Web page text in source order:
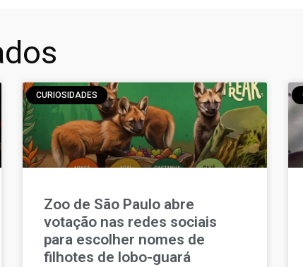
CURIOSIDADES
Zoo de São Paulo abre
votação nas redes sociais
para escolher nomes de
filhotes de lobo-guará